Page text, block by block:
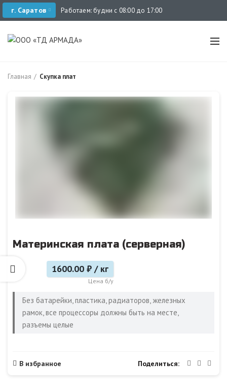
г. Саратов Работаем: будни с 08:00 до 17:00
Главная Скупка плат
Материнская плата (серверная)
1600.00 ₽ / кг
Цена б/у
Без батарейки, пластика, радиаторов, железных
рамок, все процессоры должны быть на месте,
разъемы целые
В избранное Поделиться